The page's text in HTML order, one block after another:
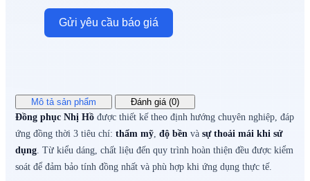
Gửi yêu cầu báo giá
Mô tả sản phẩm
Đánh giá (0)
Đồng phục Nhị Hồ được thiết kế theo định hướng chuyên nghiệp, đáp
ứng đồng thời 3 tiêu chí: thẩm mỹ, độ bền và sự thoải mái khi sử
dụng. Từ kiểu dáng, chất liệu đến quy trình hoàn thiện đều được kiểm
soát để đảm bảo tính đồng nhất và phù hợp khi ứng dụng thực tế.